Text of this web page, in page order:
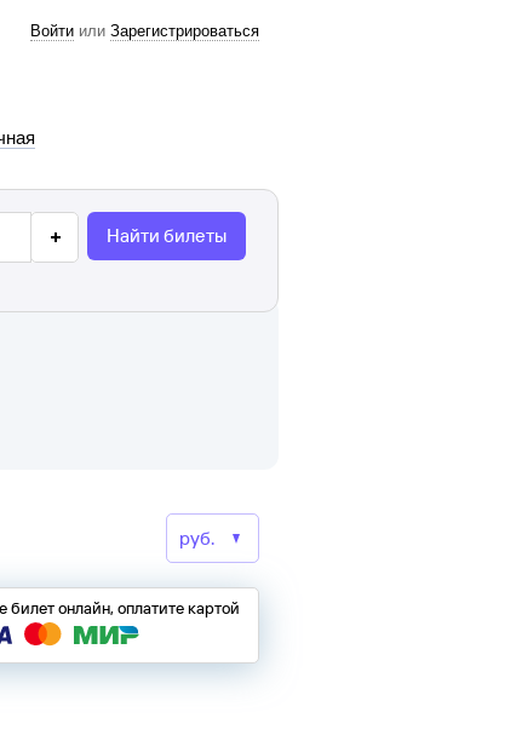
Войти или Зарегистрироваться
Найти билеты
билет онлайн, оплатите картой